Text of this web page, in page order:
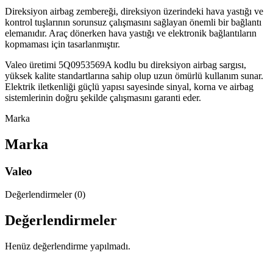
Direksiyon airbag zembereği, direksiyon üzerindeki hava yastığı ve
kontrol tuşlarının sorunsuz çalışmasını sağlayan önemli bir bağlantı
elemanıdır. Araç dönerken hava yastığı ve elektronik bağlantıların
kopmaması için tasarlanmıştır.
Valeo üretimi 5Q0953569A kodlu bu direksiyon airbag sargısı,
yüksek kalite standartlarına sahip olup uzun ömürlü kullanım sunar.
Elektrik iletkenliği güçlü yapısı sayesinde sinyal, korna ve airbag
sistemlerinin doğru şekilde çalışmasını garanti eder.
Marka
Marka
Valeo
Değerlendirmeler (0)
Değerlendirmeler
Henüz değerlendirme yapılmadı.